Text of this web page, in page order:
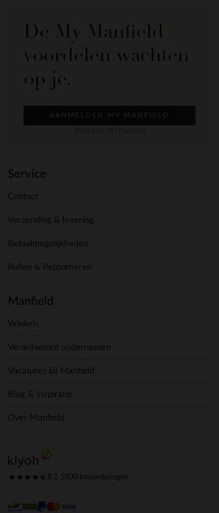
De My Manfield
voordelen wachten
op je.
AANMELDEN MY MANFIELD
Service
Contact
Verzending & levering
Betaalmogelijkheden
Ruilen & Retourneren
Manfield
Winkels
Verantwoord ondernemen
Vacatures bij Manfield
Blog & Inspiratie
Over Manfield
9.1 5800 beoordelingen